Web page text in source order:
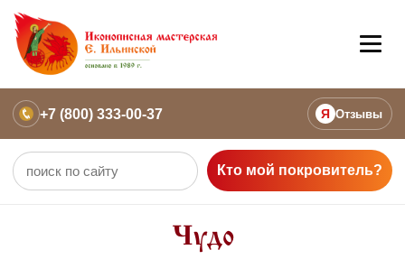
+7 (800) 333-00-37 Я Отзывы
Кто мой покровитель?
Чудо